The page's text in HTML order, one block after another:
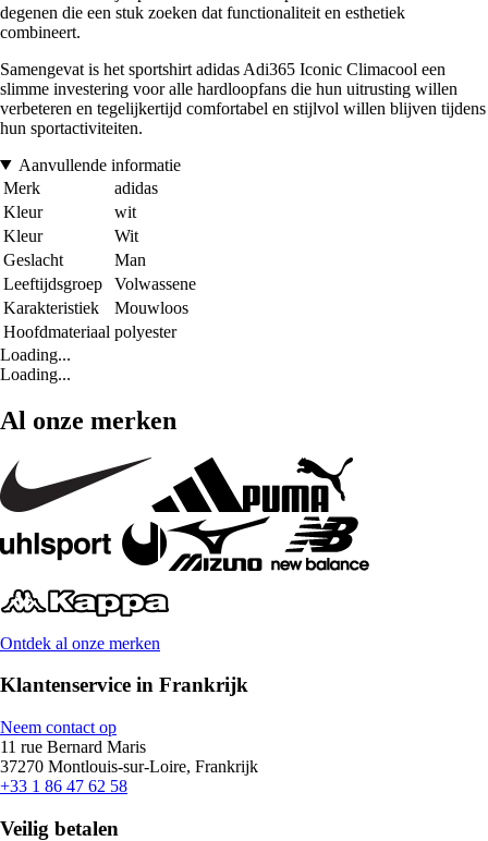
degenen die een stuk zoeken dat functionaliteit en esthetiek
combineert.
Samengevat is het sportshirt adidas Adi365 Iconic Climacool een
slimme investering voor alle hardloopfans die hun uitrusting willen
verbeteren en tegelijkertijd comfortabel en stijlvol willen blijven tijdens
hun sportactiviteiten.
Aanvullende informatie
Merk
adidas
Kleur
wit
Kleur
Wit
Geslacht
Man
Leeftijdsgroep
Volwassene
Karakteristiek
Mouwloos
Hoofdmateriaal polyester
Loading...
Loading...
Al onze merken
Ontdek al onze merken
Klantenservice in Frankrijk
Neem contact op
11 rue Bernard Maris
37270 Montlouis-sur-Loire, Frankrijk
+33 1 86 47 62 58
Veilig betalen